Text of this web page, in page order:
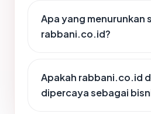
Apa yang menurunkan
rabbani.co.id?
Apakah rabbani.co.id
dipercaya sebagai